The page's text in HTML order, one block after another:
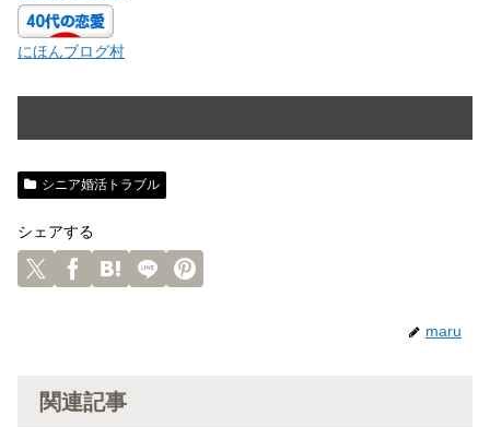
にほんブログ村
シニア婚活トラブル
シェアする
maru
関連記事